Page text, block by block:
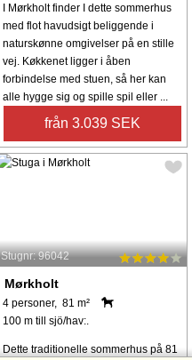
I Mørkholt finder I dette sommerhus
med flot havudsigt beliggende i
naturskønne omgivelser på en stille
vej. Køkkenet ligger i åben
forbindelse med stuen, så her kan
alle hygge sig og spille spil eller ...
från 3.039 SEK
Stugnr: 96042
Mørkholt
4 personer, 81 m²
100 m till sjö/hav:.
Dette traditionelle sommerhus på 81